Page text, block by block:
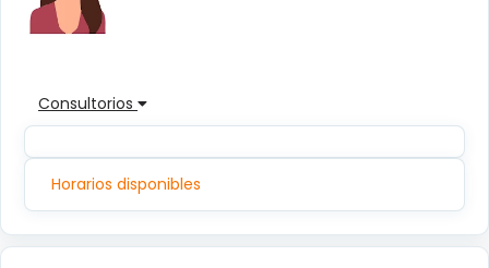
Consultorios
Horarios disponibles